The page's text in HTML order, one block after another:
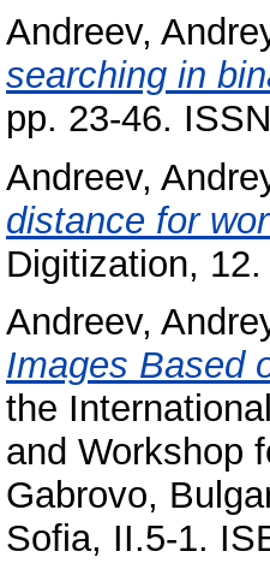
Andreev,
searching in
pp. 23-46.
Andreev,
distance for
Digitization,
Andreev,
Images Based
the
and Workshop
Gabrovo,
Sofia, II.5-1.